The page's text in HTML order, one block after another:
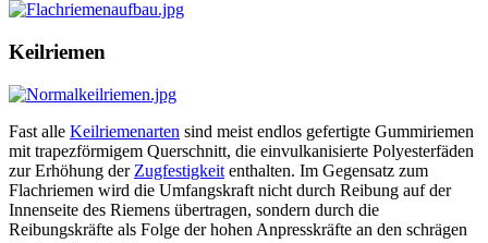
Keilriemen
Fast alle Keilriemenarten sind meist endlos gefertigte Gummiriemen
mit trapezförmigem Querschnitt, die einvulkanisierte Polyesterfäden
zur Erhöhung der Zugfestigkeit enthalten. Im Gegensatz zum
Flachriemen wird die Umfangskraft nicht durch Reibung auf der
Innenseite des Riemens übertragen, sondern durch die
Reibungskräfte als Folge der hohen Anpresskräfte an den schrägen